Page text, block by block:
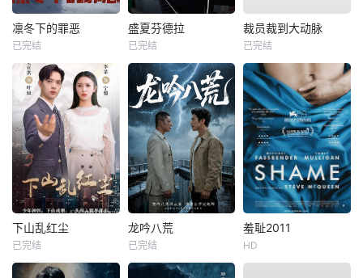
凛冬下的罪恶
已完结
盛夏芬德拉
已完结
裁员裁到大动脉
已完结
下山乱红尘
已完结
龙吟八荒
已完结
羞耻2011
HD